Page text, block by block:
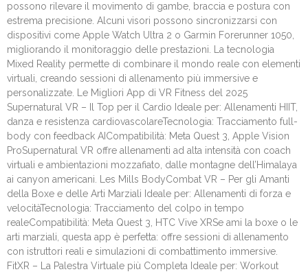
possono rilevare il movimento di gambe, braccia e postura con
estrema precisione. Alcuni visori possono sincronizzarsi con
dispositivi come Apple Watch Ultra 2 o Garmin Forerunner 1050,
migliorando il monitoraggio delle prestazioni. La tecnologia
Mixed Reality permette di combinare il mondo reale con elementi
virtuali, creando sessioni di allenamento più immersive e
personalizzate. Le Migliori App di VR Fitness del 2025
Supernatural VR – Il Top per il Cardio Ideale per: Allenamenti HIIT,
danza e resistenza cardiovascolareTecnologia: Tracciamento full-
body con feedback AICompatibilità: Meta Quest 3, Apple Vision
ProSupernatural VR offre allenamenti ad alta intensità con coach
virtuali e ambientazioni mozzafiato, dalle montagne dell’Himalaya
ai canyon americani. Les Mills BodyCombat VR – Per gli Amanti
della Boxe e delle Arti Marziali Ideale per: Allenamenti di forza e
velocitàTecnologia: Tracciamento del colpo in tempo
realeCompatibilità: Meta Quest 3, HTC Vive XRSe ami la boxe o le
arti marziali, questa app è perfetta: offre sessioni di allenamento
con istruttori reali e simulazioni di combattimento immersive.
FitXR – La Palestra Virtuale più Completa Ideale per: Workout